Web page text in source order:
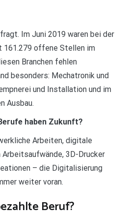
Im Juni 2019 waren bei der
161.279 offene Stellen im
Branchen fehlen
besonders: Mechatronik und
und Installation und im
Ausbau.
haben Zukunft?
Arbeiten, digitale
3D-Drucker
– die Digitalisierung
weiter voran.
Beruf?